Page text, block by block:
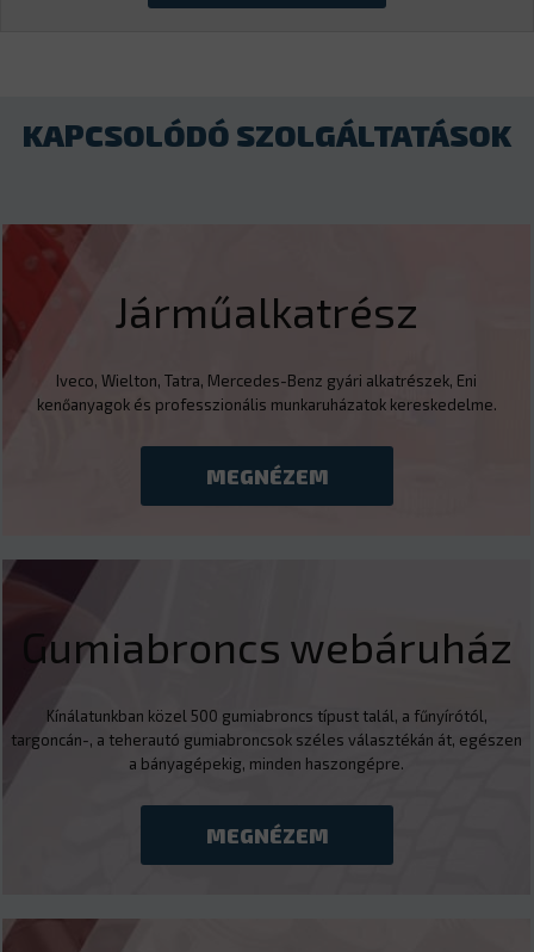
KAPCSOLÓDÓ SZOLGÁLTATÁSOK
Járműalkatrész
Iveco, Wielton, Tatra, Mercedes-Benz gyári alkatrészek, Eni
kenőanyagok és professzionális munkaruházatok kereskedelme.
MEGNÉZEM
Gumiabroncs webáruház
Kínálatunkban közel 500 gumiabroncs típust talál, a fűnyírótól,
targoncán-, a teherautó gumiabroncsok széles választékán át, egészen
a bányagépekig, minden haszongépre.
MEGNÉZEM